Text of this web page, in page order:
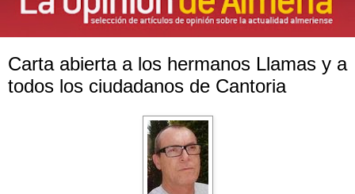
Carta abierta a los hermanos Llamas y a
todos los ciudadanos de Cantoria